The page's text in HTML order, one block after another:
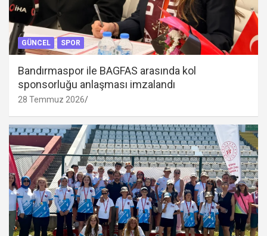
GÜNCEL SPOR
Bandırmaspor ile BAGFAS arasında kol
sponsorluğu anlaşması imzalandı
28 Temmuz 2026